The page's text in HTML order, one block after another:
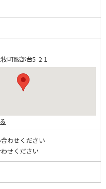
町服部台5-2-1
わせください
せください